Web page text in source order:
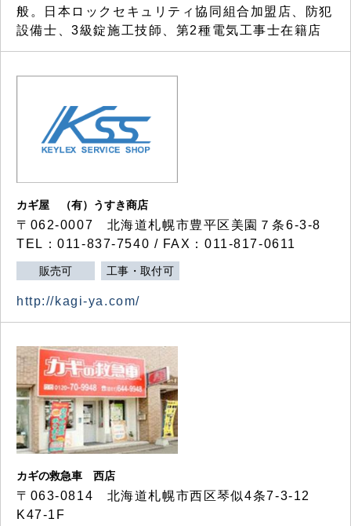
般。日本ロックセキュリティ協同組合加盟店、防犯
設備士、3級錠施工技師、第2種電気工事士在籍店
カギ屋 （有）うすき商店
〒062-0007 北海道札幌市豊平区美園７条6-3-8
TEL：011-837-7540 / FAX：011-817-0611
販売可 工事・取付可
http://kagi-ya.com/
カギの救急車 西店
〒063-0814 北海道札幌市西区琴似4条7-3-12
K47-1F